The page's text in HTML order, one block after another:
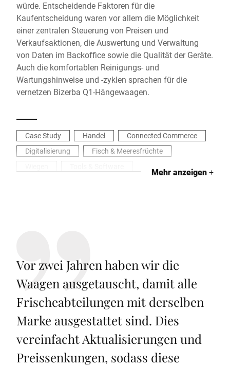
würde. Entscheidende Faktoren für die
Kaufentscheidung waren vor allem die Möglichkeit
einer zentralen Steuerung von Preisen und
Verkaufsaktionen, die Auswertung und Verwaltung
von Daten im Backoffice sowie die Qualität der Geräte.
Auch die komfortablen Reinigungs- und
Wartungshinweise und -zyklen sprachen für die
vernetzen Bizerba Q1-Hängewaagen.
Case Study Handel
Connected Commerce
Digitalisierung
Fisch & Meeresfrüchte
Mehr anzeigen+
Vor zwei Jahren haben wir die
Waagen ausgetauscht, damit alle
Frischeabteilungen mit derselben
Marke ausgestattet sind. Dies
vereinfacht Aktualisierungen und
Preissenkungen, sodass diese